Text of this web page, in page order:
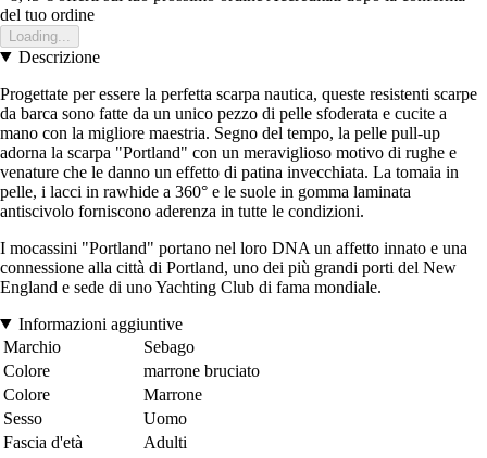
del tuo ordine
Loading...
Descrizione
Progettate per essere la perfetta scarpa nautica, queste resistenti scarpe
da barca sono fatte da un unico pezzo di pelle sfoderata e cucite a
mano con la migliore maestria. Segno del tempo, la pelle pull-up
adorna la scarpa "Portland" con un meraviglioso motivo di rughe e
venature che le danno un effetto di patina invecchiata. La tomaia in
pelle, i lacci in rawhide a 360° e le suole in gomma laminata
antiscivolo forniscono aderenza in tutte le condizioni.
I mocassini "Portland" portano nel loro DNA un affetto innato e una
connessione alla città di Portland, uno dei più grandi porti del New
England e sede di uno Yachting Club di fama mondiale.
Informazioni aggiuntive
Marchio
Sebago
Colore
marrone bruciato
Colore
Marrone
Sesso
Uomo
Fascia d'età
Adulti